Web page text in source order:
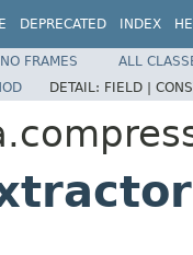
DEPRECATED INDEX
NO FRAMES
ALL
DETAIL: FIELD |